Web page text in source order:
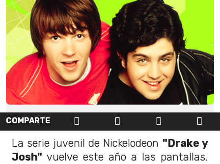
COMPARTE
La serie juvenil de Nickelodeon "Drake y
Josh" vuelve este año a las pantallas.